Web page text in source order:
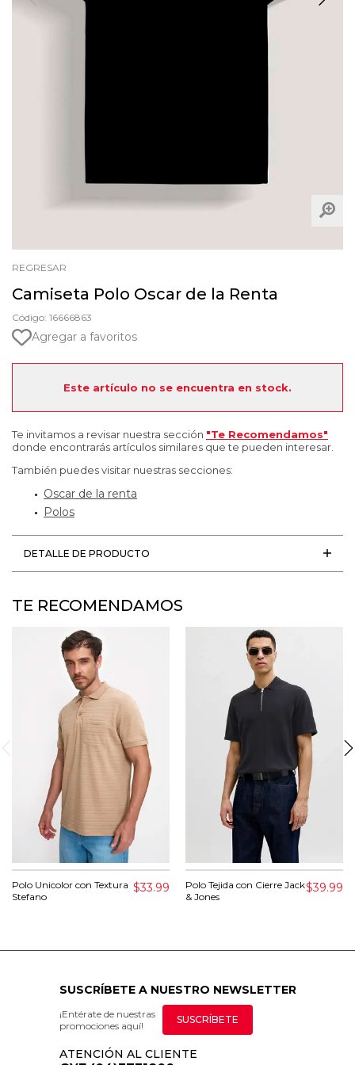
REGRESAR
Camiseta Polo Oscar de la Renta
Código: 16666863
Agregar a favoritos
Este artículo no se encuentra en stock.
Te invitamos a revisar nuestra sección "Te Recomendamos"
donde encontrarás artículos similares que te pueden interesar.
También puedes visitar nuestras secciones:
Oscar de la renta
Polos
DETALLE DE PRODUCTO
TE RECOMENDAMOS
Polo Unicolor con Textura
Stefano
$33.99
Polo Tejida con Cierre Jack
& Jones
$39.99
SUSCRÍBETE A NUESTRO NEWSLETTER
¡Entérate de nuestras
promociones aquí!
SUSCRÍBETE
ATENCIÓN AL CLIENTE